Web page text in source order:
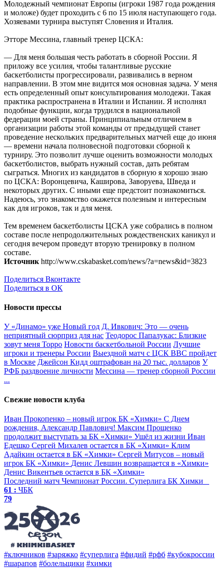
Молодежный чемпионат Европы (игроки 1987 года рождения
и моложе) будет проходить с 6 по 15 июля наступающего года.
Хозяевами турнира выступят Словения и Италия.
Этторе Мессина, главный тренер ЦСКА:
— Для меня большая честь работать в сборной России. Я
приложу все усилия, чтобы талантливые русские
баскетболисты прогрессировали, развивались в верном
направлении. В этом мне видится моя основная задача. У меня
есть определенный опыт консультирования молодежи. Такая
практика распространена в Италии и Испании. Я исполнял
подобные функции, когда трудился в национальной
федерации моей страны. Принципиальным отличием в
организации работы этой команды от предыдущей станет
проведение нескольких предварительных матчей еще до июня
— времени начала полновесной подготовки сборной к
турниру. Это позволит лучше оценить возможности молодых
баскетболистов, выбрать нужный состав, дать ребятам
сыграться. Многих из кандидатов в сборную я хорошо знаю
по ЦСКА: Воронцевича, Каширова, Заворуева, Шведа и
некоторых других. С иными еще предстоит познакомиться.
Надеюсь, это знакомство окажется полезным и интересным
как для игроков, так и для меня.
Тем временем баскетболисты ЦСКА уже собрались в полном
составе после непродолжительных рождественских каникул и
сегодня вечером проведут вторую тренировку в полном
составе.
Источник http://www.cskabasket.com/news/?a=news&id=3823
Поделиться Вконтакте
Поделиться в ОК
Новости прессы
У «Динамо» уже Новый год Д. Ивкович: Это — очень
неприятный сюрприз для нас Теодорос Папалукас: Близкие
зовут меня Торро Новости баскетбольной России Лучшие
игроки и тренеры России Выездной матч с ЦСК ВВС пройдет
в Москве Джейсон Кидд оштрафован на 20 тыс. долларов У
РФБ раздвоение личности Мессина — тренер сборной России
...
Свежие новости клуба
Иван Прокопенко – новый игрок БК «Химки» С Днем
рождения, Александр Павлович! Максим Прощенко
продолжит выступать за БК «Химки» Ушёл из жизни Иван
Едешко Сергей Михалев остается в БК «Химки» Клим
Адайкин остается в БК «Химки» Сергей Митусов – новый
игрок БК «Химки» Денис Левшин возвращается в «Химки»
Денис Викентьев остается в БК «Химки»
Последний матч Чемпионат России. Суперлига БК Химки
61 : ЧБК
79
#ключников #заряжко #суперлига #фидий #рфб #кубокроссии
#шарапов #болельщики #химки